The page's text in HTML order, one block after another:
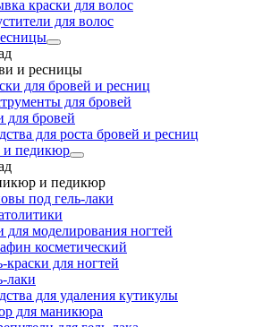
краски для волос
для волос
и ресницы
для бровей и ресниц
для бровей
для бровей
для роста бровей и ресниц
педикюр
и педикюр
под гель-лаки
для моделирования ногтей
косметический
краски для ногтей
лаки
для удаления кутикулы
для маникюра